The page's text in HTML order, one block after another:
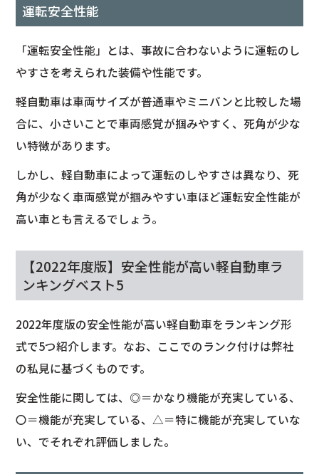
運転安全性能
「運転安全性能」とは、事故に合わないように運転のし
やすさを考えられた装備や性能です。
軽自動車は車両サイズが普通車やミニバンと比較した場
合に、小さいことで車両感覚が掴みやすく、死角が少な
い特徴があります。
しかし、軽自動車によって運転のしやすさは異なり、死
角が少なく車両感覚が掴みやすい車ほど運転安全性能が
高い車とも言えるでしょう。
【2022年度版】安全性能が高い軽自動車ラ
ンキングベスト5
2022年度版の安全性能が高い軽自動車をランキング形
式で5つ紹介します。なお、ここでのランク付けは弊社
の私見に基づくものです。
安全性能に関しては、◎＝かなり機能が充実している、
〇＝機能が充実している、△＝特に機能が充実していな
い、でそれぞれ評価しました。